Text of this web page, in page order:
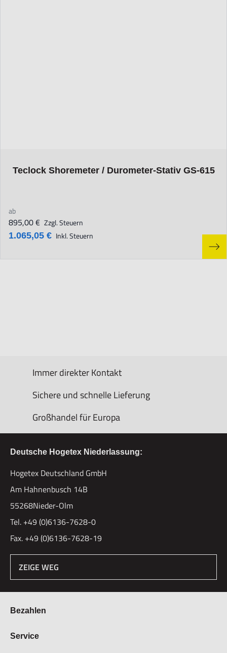
Teclock Shoremeter / Durometer-Stativ GS-615
The price depends on the options chosen on the product page
ab
1.065,05 € Inkl. Steuern
895,00 € Zzgl. Steuern
Immer direkter Kontakt
Sichere und schnelle Lieferung
Großhandel für Europa
Deutsche Hogetex Niederlassung:
Hogetex Deutschland GmbH
Am Hahnenbusch 14B
55268Nieder-Olm
Tel. +49 (0)6136-7628-0
Fax. +49 (0)6136-7628-19
ZEIGE WEG
Bezahlen
Bestellung & Zahlung
Service